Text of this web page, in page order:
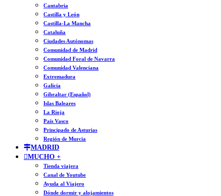
Cantabria
Castilla y León
Castilla-La Mancha
Cataluña
Ciudades Autónomas
Comunidad de Madrid
Comunidad Foral de Navarra
Comunidad Valenciana
Extremadura
Galicia
Gibraltar (Español)
Islas Baleares
La Rioja
País Vasco
Principado de Asturias
Región de Murcia
MADRID
MUCHO +
Tienda viajera
Canal de Youtube
Ayuda al Viajero
Dónde dormir y alojamientos